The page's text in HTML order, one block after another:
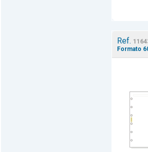
Ref.
Formato